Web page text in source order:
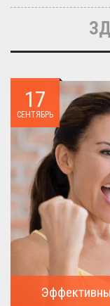
17
СЕНТЯБРЬ